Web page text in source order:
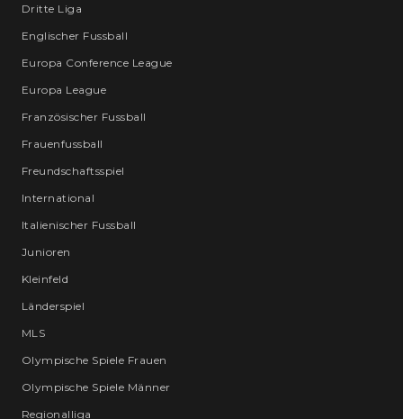
Dritte Liga
Englischer Fussball
Europa Conference League
Europa League
Französischer Fussball
Frauenfussball
Freundschaftsspiel
International
Italienischer Fussball
Junioren
Kleinfeld
Länderspiel
MLS
Olympische Spiele Frauen
Olympische Spiele Männer
Regionalliga